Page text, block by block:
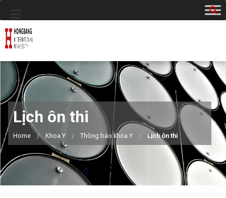
Lịch ôn thi
Home Khoa Y Thông báo khoa Y Lịch ôn thi